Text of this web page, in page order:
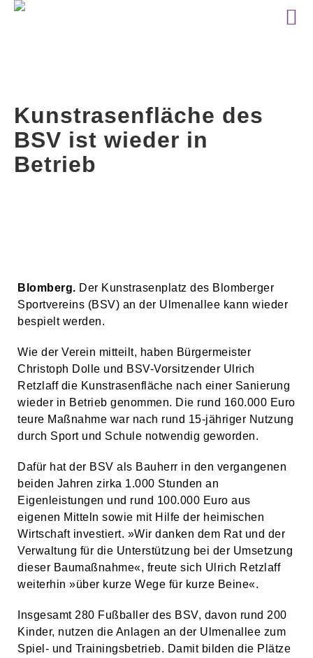
Kunstrasenfläche des
BSV ist wieder in
Betrieb
Blomberg. Der Kunstrasenplatz des Blomberger
Sportvereins (BSV) an der Ulmenallee kann wieder
bespielt werden.
Wie der Verein mitteilt, haben Bürgermeister
Christoph Dolle und BSV-Vorsitzender Ulrich
Retzlaff die Kunstrasenfläche nach einer Sanierung
wieder in Betrieb genommen. Die rund 160.000 Euro
teure Maßnahme war nach rund 15-jähriger Nutzung
durch Sport und Schule notwendig geworden.
Dafür hat der BSV als Bauherr in den vergangenen
beiden Jahren zirka 1.000 Stunden an
Eigenleistungen und rund 100.000 Euro aus
eigenen Mitteln sowie mit Hilfe der heimischen
Wirtschaft investiert. »Wir danken dem Rat und der
Verwaltung für die Unterstützung bei der Umsetzung
dieser Baumaßnahme«, freute sich Ulrich Retzlaff
weiterhin »über kurze Wege für kurze Beine«.
Insgesamt 280 Fußballer des BSV, davon rund 200
Kinder, nutzen die Anlagen an der Ulmenallee zum
Spiel- und Trainingsbetrieb. Damit bilden die Plätze